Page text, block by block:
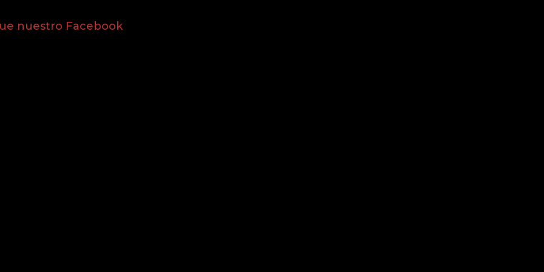
nuestro Facebook